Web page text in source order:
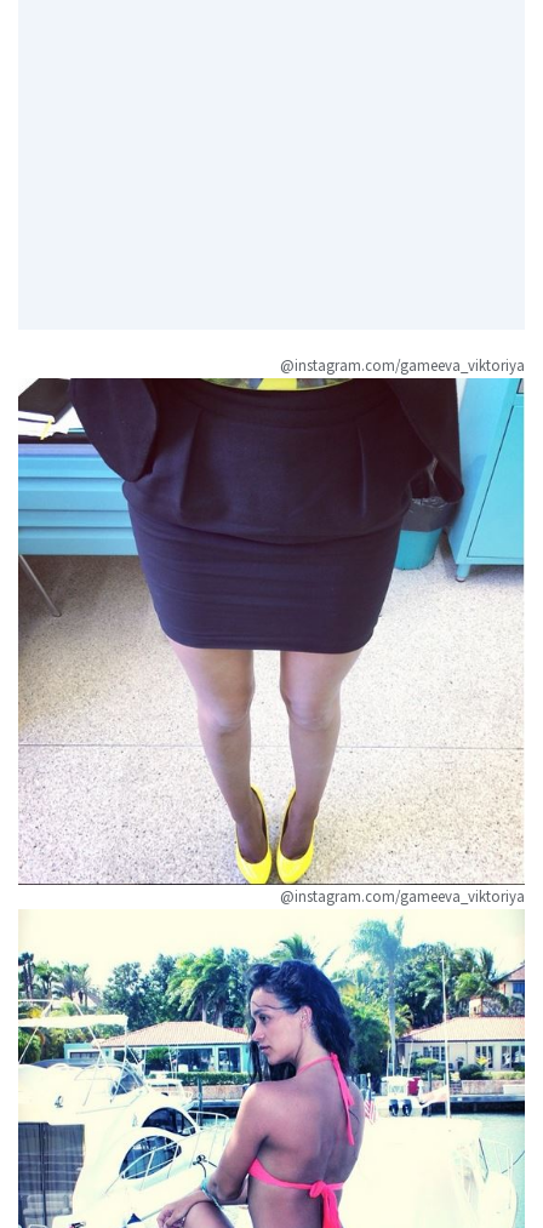
@instagram.com/gameeva_viktoriya
@instagram.com/gameeva_viktoriya